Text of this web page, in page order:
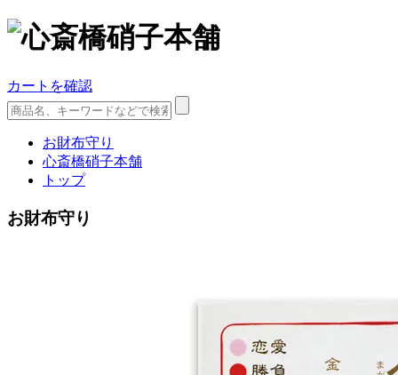
カートを確認
お財布守り
心斎橋硝子本舗
トップ
お財布守り